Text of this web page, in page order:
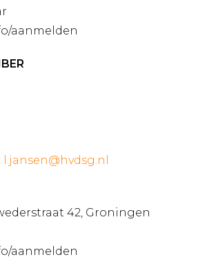
aanmelden
l.jansen@hvdsg.nl
42, Groningen
aanmelden